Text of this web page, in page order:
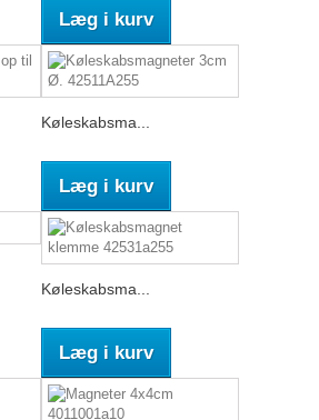
Læg i kurv
Køleskabsma...
Læg i kurv
Køleskabsma...
Læg i kurv